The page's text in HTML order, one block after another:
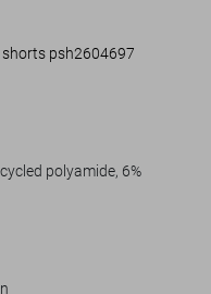
dag op het strand
deze broek biedt de
niet alleen comfort maar ook
een casual T-shirt en
moeiteloos te combineren
een vleugje praktische
korte broek.
psh2604697
polyamide, 6%